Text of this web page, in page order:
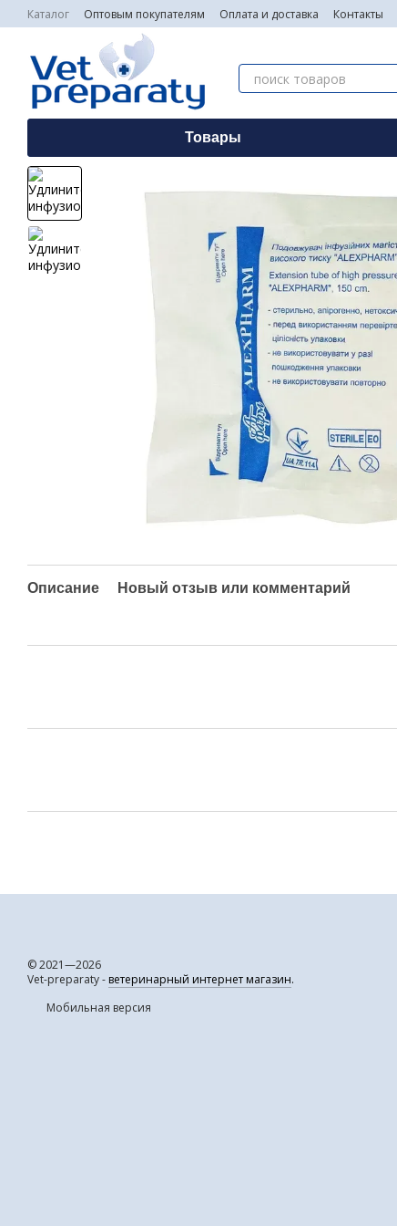
Перейти к основному контенту
Каталог Оптовым покупателям Оплата и доставка Контакты
Товары
Описание Новый отзыв или комментарий
© 2021—2026
Vet-preparaty - ветеринарный интернет магазин.
Мобильная версия